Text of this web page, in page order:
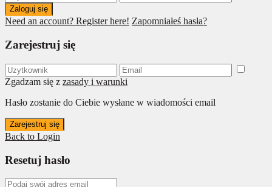
Zaloguj się
Need an account? Register here! Zapomniałeś hasła?
Zarejestruj się
Zgadzam się z zasady i warunki
Hasło zostanie do Ciebie wysłane w wiadomości email
Zarejestruj się
Back to Login
Resetuj hasło